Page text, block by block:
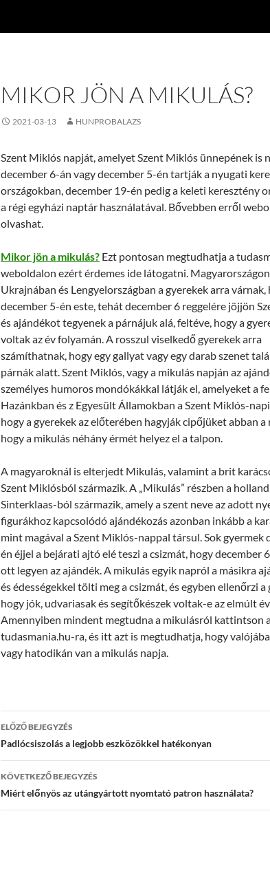
MIKOR JÖN A MIKULÁS?
2021-03-13 HUNPROBALAZS
Szent Miklós napját, amelyet Szent Miklós ünnepének is
december 6-án vagy december 5-én tartják a nyugati
országokban, december 19-én pedig a keleti keresztény
a régi egyházi naptár használatával. Bővebben erről
olvashat.
Mikor jön a mikulás? Ezt pontosan megtudhatja a
weboldalon ezért érdemes ide látogatni.
Ukrajnában és Lengyelországban a gyerekek arra várnak,
december 5-én este, tehát december 6 reggelére jöjjön
és ajándékot tegyenek a párnájuk alá, feltéve, hogy a
voltak az év folyamán. A rosszul viselkedő gyerekek arra
számíthatnak, hogy egy gallyat vagy egy darab szenet
párnák alatt. Szent Miklós, vagy a mikulás napján az
személyes humoros mondókákkal látják el, amelyeket a
Hazánkban és z Egyesült Államokban a Szent Miklós-napi
hogy a gyerekek az előterében hagyják cipőjüket abban a
hogy a mikulás néhány érmét helyez el a talpon.
A magyaroknál is elterjedt Mikulás, valamint a brit
Szent Miklósból származik. A „Mikulás” részben a holland
Sinterklaas-ból származik, amely a szent neve az adott
figurákhoz kapcsolódó ajándékozás azonban inkább a
mint magával a Szent Miklós-nappal társul. Sok gyermek
én éjjel a bejárati ajtó elé teszi a csizmát, hogy december
ott legyen az ajándék. A mikulás egyik napról a másikra
és édességekkel tölti meg a csizmát, és egyben ellenőrzi a
hogy jók, udvariasak és segítőkészek voltak-e az elmúlt
Amennyiben mindent megtudna a mikulásról kattintson
tudasmania.hu-ra, és itt azt is megtudhatja, hogy
vagy hatodikán van a mikulás napja.
Bejegyzés
navigáció
ELŐZŐ BEJEGYZÉS
Padlócsiszolás a legjobb eszközökkel hatékonyan
KÖVETKEZŐ BEJEGYZÉS
Miért előnyös az utángyártott nyomtató patron használata?